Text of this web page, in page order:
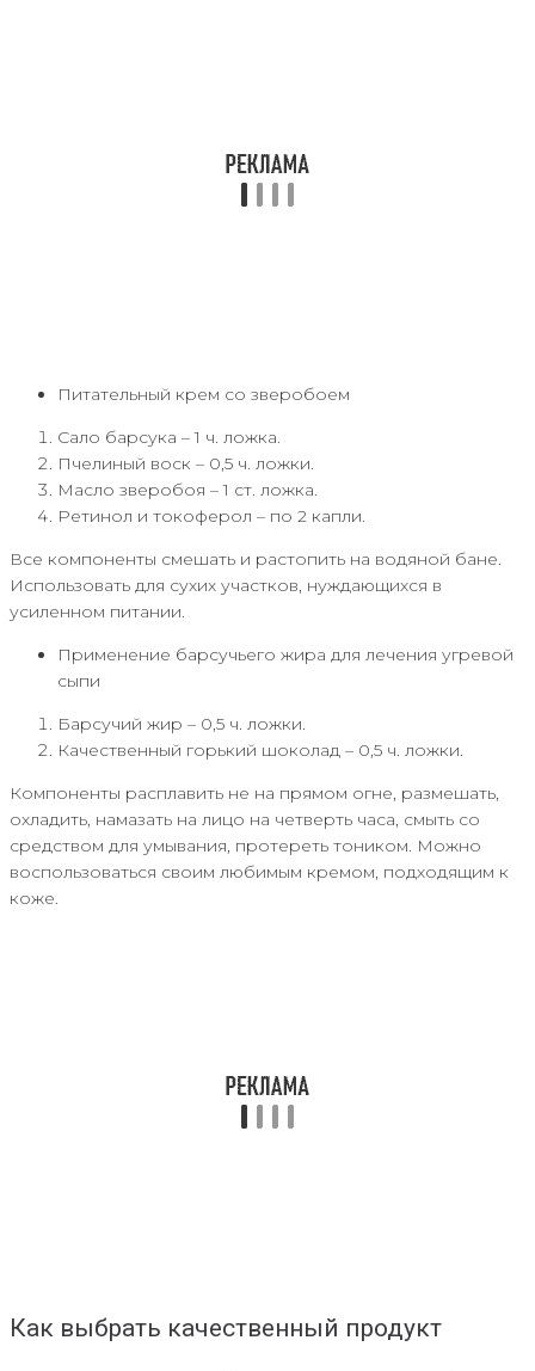
Питательный крем со зверобоем
Сало барсука – 1 ч. ложка.
Пчелиный воск – 0,5 ч. ложки.
Масло зверобоя – 1 ст. ложка.
Ретинол и токоферол – по 2 капли.
Все компоненты смешать и растопить на водяной бане.
Использовать для сухих участков, нуждающихся в
усиленном питании.
Применение барсучьего жира для лечения угревой
сыпи
Барсучий жир – 0,5 ч. ложки.
Качественный горький шоколад – 0,5 ч. ложки.
Компоненты расплавить не на прямом огне, размешать,
охладить, намазать на лицо на четверть часа, смыть со
средством для умывания, протереть тоником. Можно
воспользоваться своим любимым кремом, подходящим к
коже.
Как выбрать качественный продукт